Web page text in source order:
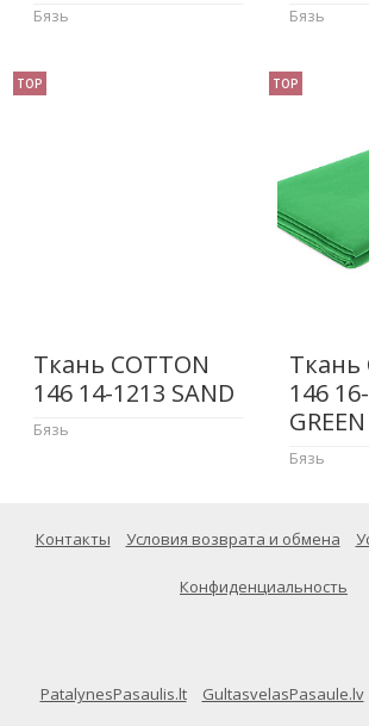
Бязь Бязь
TOP
Ткань COTTON
146 14-1213 SAND
Бязь
TOP
Ткань
146
GREEN
Бязь
Контакты Условия возврата и обмена
Конфиденциальность
PatalynesPasaulis.lt GultasvelasPasaule.lv